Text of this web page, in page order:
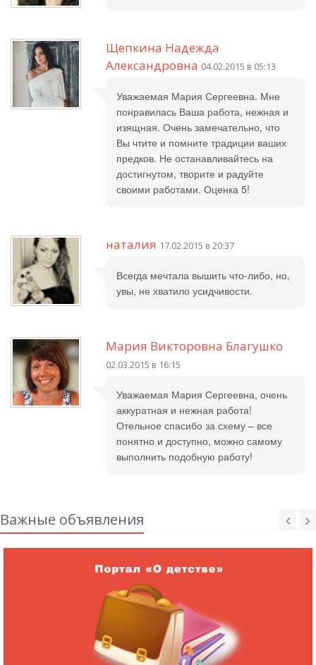
Щепкина Надежда
Александровна 04.02.2015 в 05:13
Уважаемая Мария Сергеевна. Мне
понравилась Ваша работа, нежная и
изящная. Очень замечательно, что
Вы чтите и помните традиции ваших
предков. Не останавливайтесь на
достигнутом, творите и радуйте
своими работами. Оценка 5!
наталия 17.02.2015 в 20:37
Всегда мечтала вышить что-либо, но,
увы, не хватило усидчивости.
Мария Викторовна Благушко
02.03.2015 в 16:15
Уважаемая Мария Сергеевна, очень
аккуратная и нежная работа!
Отельное спасибо за схему – все
понятно и доступно, можно самому
выполнить подобную работу!
Важные объявления